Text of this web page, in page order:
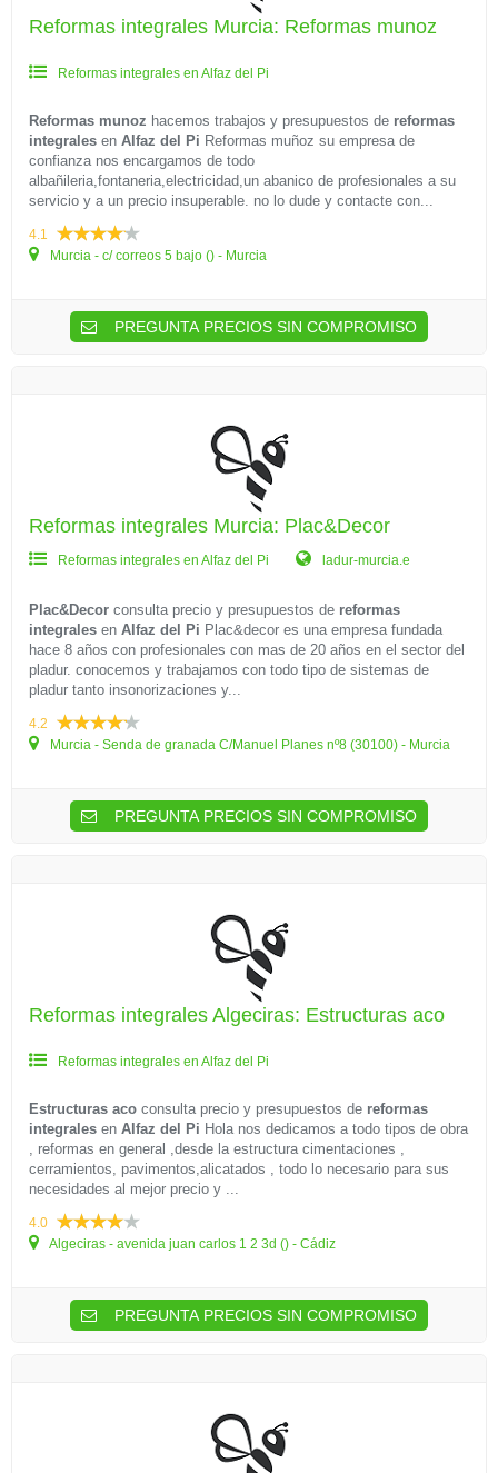
Reformas integrales Murcia: Reformas munoz
Reformas integrales en Alfaz del Pi
Reformas munoz hacemos trabajos y presupuestos de reformas
integrales en Alfaz del Pi Reformas muñoz su empresa de
confianza nos encargamos de todo
albañileria,fontaneria,electricidad,un abanico de profesionales a su
servicio y a un precio insuperable. no lo dude y contacte con...
4.1
Murcia - c/ correos 5 bajo () - Murcia
PREGUNTA PRECIOS SIN COMPROMISO
Reformas integrales Murcia: Plac&Decor
Reformas integrales en Alfaz del Pi ladur-murcia.e
Plac&Decor consulta precio y presupuestos de reformas
integrales en Alfaz del Pi Plac&decor es una empresa fundada
hace 8 años con profesionales con mas de 20 años en el sector del
pladur. conocemos y trabajamos con todo tipo de sistemas de
pladur tanto insonorizaciones y...
4.2
Murcia - Senda de granada C/Manuel Planes nº8 (30100) - Murcia
PREGUNTA PRECIOS SIN COMPROMISO
Reformas integrales Algeciras: Estructuras aco
Reformas integrales en Alfaz del Pi
Estructuras aco consulta precio y presupuestos de reformas
integrales en Alfaz del Pi Hola nos dedicamos a todo tipos de obra
, reformas en general ,desde la estructura cimentaciones ,
cerramientos, pavimentos,alicatados , todo lo necesario para sus
necesidades al mejor precio y ...
4.0
Algeciras - avenida juan carlos 1 2 3d () - Cádiz
PREGUNTA PRECIOS SIN COMPROMISO